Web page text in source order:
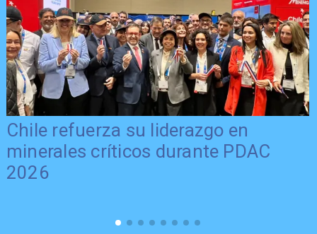
Chile refuerza su liderazgo en
minerales críticos durante PDAC
2026